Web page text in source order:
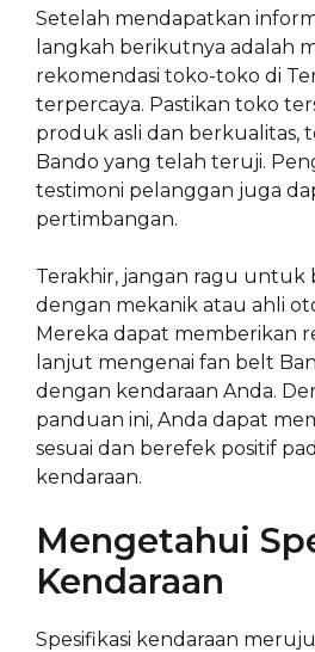
Setelah mendapatkan
langkah berikutnya adalah
rekomendasi toko-toko di
terpercaya. Pastikan toko
produk asli dan berkualitas,
Bando yang telah teruji.
testimoni pelanggan juga
pertimbangan.
Terakhir, jangan ragu untuk
dengan mekanik atau ahli
Mereka dapat memberikan
lanjut mengenai fan belt
dengan kendaraan Anda.
panduan ini, Anda dapat
sesuai dan berefek positif
kendaraan.
Mengetahui
Kendaraan
Spesifikasi kendaraan